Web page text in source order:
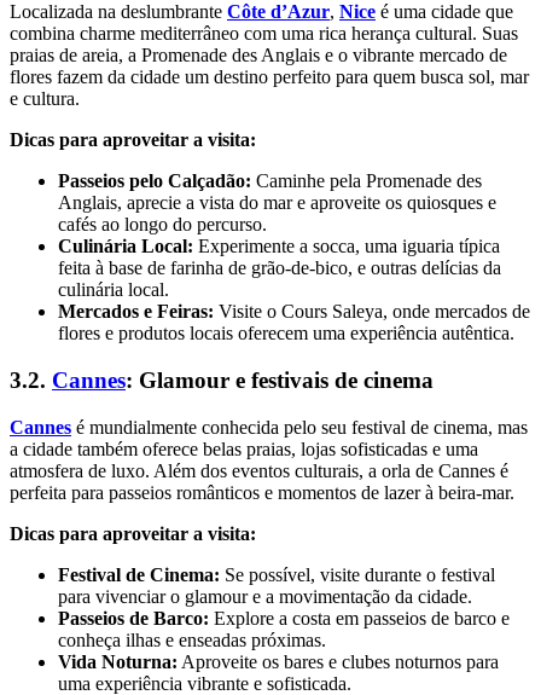
Localizada na deslumbrante Côte d’Azur, Nice é uma cidade que
combina charme mediterrâneo com uma rica herança cultural. Suas
praias de areia, a Promenade des Anglais e o vibrante mercado de
flores fazem da cidade um destino perfeito para quem busca sol, mar
e cultura.
Dicas para aproveitar a visita:
Passeios pelo Calçadão: Caminhe pela Promenade des
Anglais, aprecie a vista do mar e aproveite os quiosques e
cafés ao longo do percurso.
Culinária Local: Experimente a socca, uma iguaria típica
feita à base de farinha de grão-de-bico, e outras delícias da
culinária local.
Mercados e Feiras: Visite o Cours Saleya, onde mercados de
flores e produtos locais oferecem uma experiência autêntica.
3.2. Cannes: Glamour e festivais de cinema
Cannes é mundialmente conhecida pelo seu festival de cinema, mas
a cidade também oferece belas praias, lojas sofisticadas e uma
atmosfera de luxo. Além dos eventos culturais, a orla de Cannes é
perfeita para passeios românticos e momentos de lazer à beira-mar.
Dicas para aproveitar a visita:
Festival de Cinema: Se possível, visite durante o festival
para vivenciar o glamour e a movimentação da cidade.
Passeios de Barco: Explore a costa em passeios de barco e
conheça ilhas e enseadas próximas.
Vida Noturna: Aproveite os bares e clubes noturnos para
uma experiência vibrante e sofisticada.